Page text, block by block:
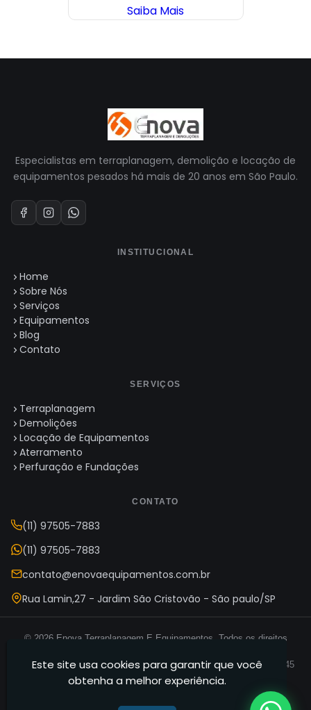
Saiba Mais
Especialistas em terraplanagem, demolição e locação de
equipamentos pesados há mais de 20 anos em São Paulo.
INSTITUCIONAL
Home
Sobre Nós
Serviços
Equipamentos
Blog
Contato
SERVIÇOS
Terraplanagem
Demolições
Locação de Equipamentos
Aterramento
Perfuração e Fundações
CONTATO
(11) 97505-7883
(11) 97505-7883
contato@enovaequipamentos.com.br
Rua Lamin,27 - Jardim São Cristovão - São paulo/SP
© 2026 Enova Terraplanagem E Equipamentos. Todos os direitos
Enova Terraplanagem E Equipamentos — CNPJ 35.165.631/0001-45
Termos de Uso·Política de Privacidade·Mapa do Site
Este site usa cookies para garantir que você
obtenha a melhor experiência.